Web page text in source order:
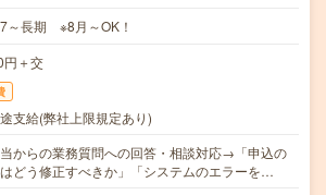
～長期 ※8月～OK！
円＋交
支給(弊社上限規定あり)
当からの業務質問への回答・相談対応→「申込の
どう修正すべきか」「システムのエラーを…